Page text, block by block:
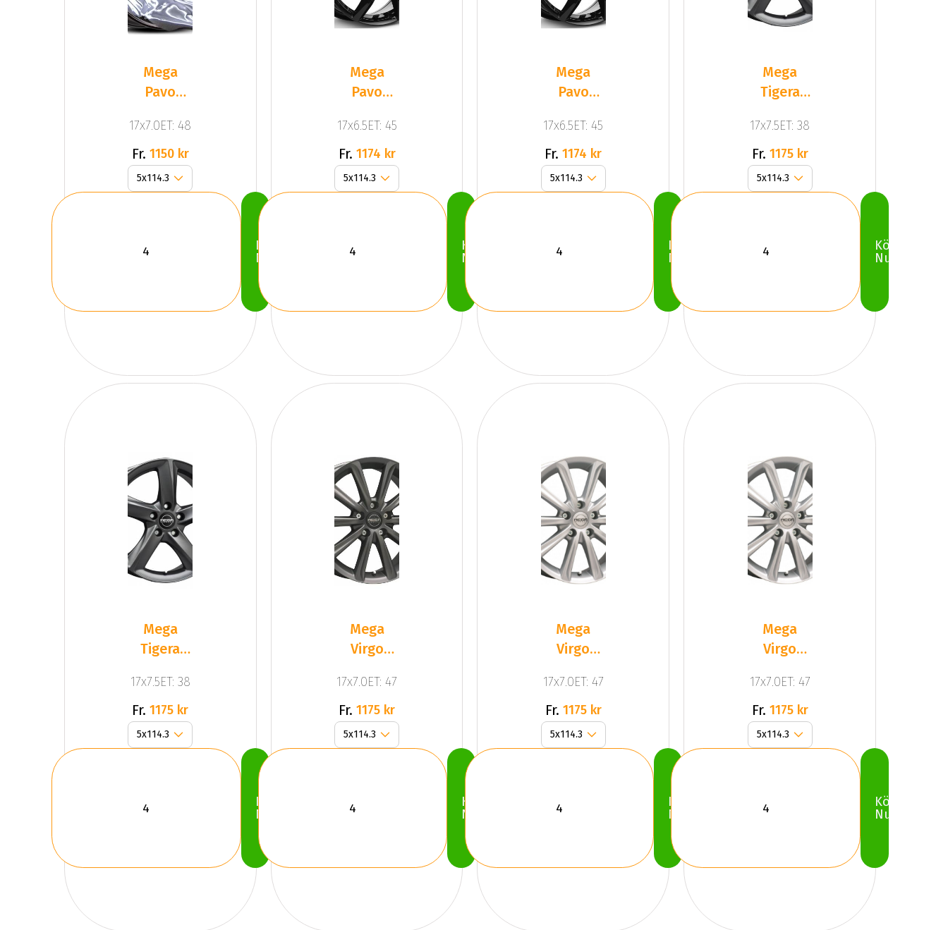
Mega
Pavo
17x7.0ET: 48
Fr. 1150 kr
Köp
Nu
Mega
Pavo
17x6.5ET: 45
Fr. 1174 kr
Köp
Nu
Mega
Pavo
17x6.5ET: 45
Fr. 1174 kr
Köp
Nu
Mega
Tigera
Anthracite
Gr
17x7.5ET: 38
Fr. 1175 kr
Köp
Nu
Mega
Tigera
Anthracite
Gr
17x7.5ET: 38
Fr. 1175 kr
Köp
Nu
Mega
Virgo
Anthracite
Grey
17x7.0ET: 47
Fr. 1175 kr
Köp
Nu
Mega
Virgo
17x7.0ET: 47
Fr. 1175 kr
Köp
Nu
Mega
Virgo
17x7.0ET: 47
Fr. 1175 kr
Köp
Nu